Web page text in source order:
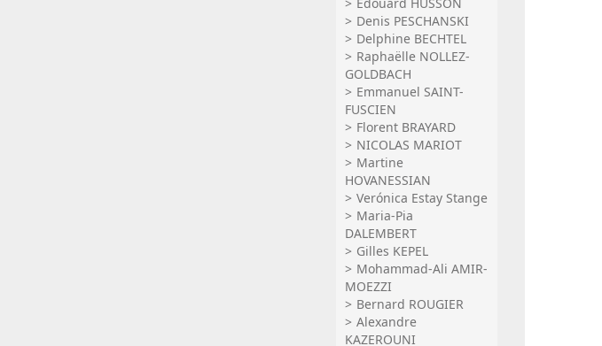
Denis PESCHANSKI
Delphine BECHTEL
Raphaëlle NOLLEZ-
GOLDBACH
Emmanuel SAINT-
FUSCIEN
Florent BRAYARD
NICOLAS MARIOT
Martine
HOVANESSIAN
Verónica Estay Stange
Maria-Pia
DALEMBERT
Gilles KEPEL
Mohammad-Ali AMIR-
MOEZZI
Bernard ROUGIER
Alexandre
KAZEROUNI